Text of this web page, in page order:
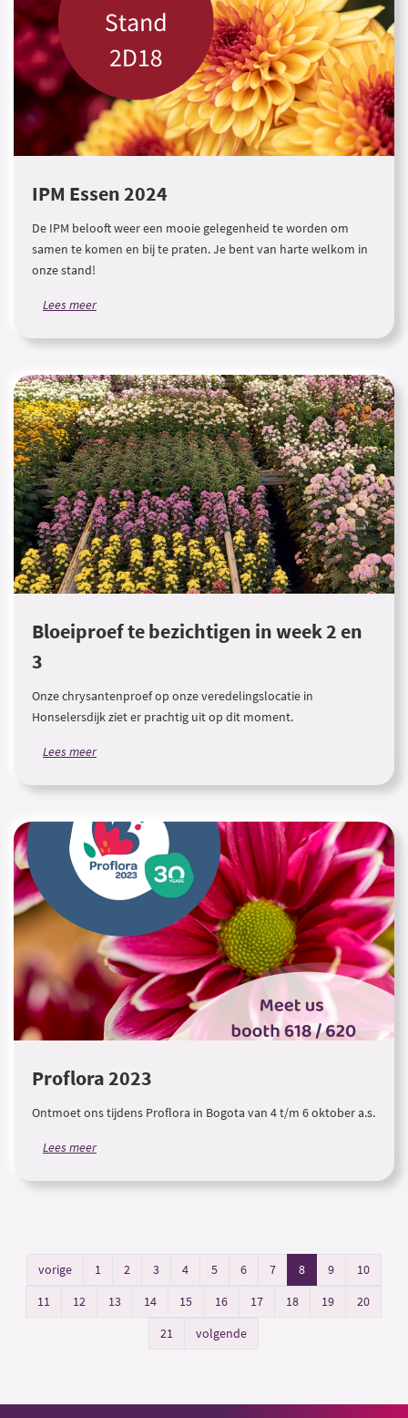
IPM Essen 2024
De IPM belooft weer een mooie gelegenheid te worden om
samen te komen en bij te praten. Je bent van harte welkom in
onze stand!
Lees meer
Bloeiproef te bezichtigen in week 2 en
3
Onze chrysantenproef op onze veredelingslocatie in
Honselersdijk ziet er prachtig uit op dit moment.
Lees meer
Proflora 2023
Ontmoet ons tijdens Proflora in Bogota van 4 t/m 6 oktober a.s.
Lees meer
vorige 1 2 3 4 5 6 7 8 9
10
11
12 13 14 15 16 17 18 19
20
21
volgende